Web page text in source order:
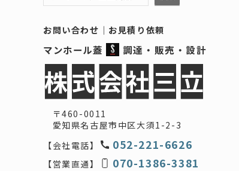
お問い合わせ ｜ お見積り依頼
マンホール蓋 調達・販売・設計
〒460-0011
愛知県名古屋市中区大須1-2-3
【会社電話】
052-221-6626
【営業直通】 070-1386-3381